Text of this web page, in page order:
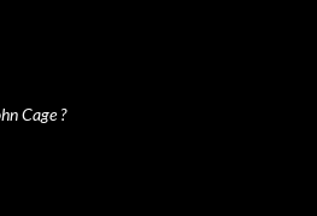
Cage ?